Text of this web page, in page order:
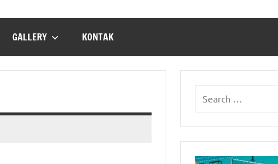
GALLERY KONTAK